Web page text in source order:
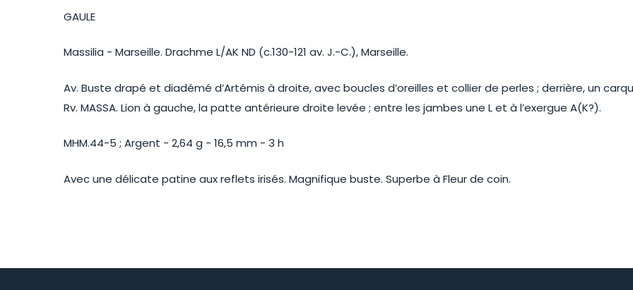
GAULE
Massilia - Marseille. Drachme L/AK ND (c.130-121 av. J.-C.), Marseille.
Av. Buste drapé et diadémé d’Artémis à droite, avec boucles d’oreilles et collier de perles ; derrière, un
Rv. MASSA. Lion à gauche, la patte antérieure droite levée ; entre les jambes une L et à l’exergue A(K?).
MHM.44-5 ; Argent - 2,64 g - 16,5 mm - 3 h
Avec une délicate patine aux reflets irisés. Magnifique buste. Superbe à Fleur de coin.